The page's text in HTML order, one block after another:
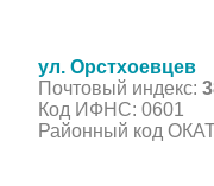
ул. Орстхоевцев
Почтовый индекс:
Код ИФНС: 0601
Районный код